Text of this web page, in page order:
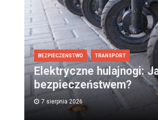
BEZPIECZEŃSTWO TRANSPORT
Elektryczne hulajnogi:
bezpieczeństwem?
7 sierpnia 2026